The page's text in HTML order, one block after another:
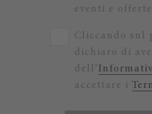
eventi e
Cliccando sul
dichiaro di
dell’
accettare i